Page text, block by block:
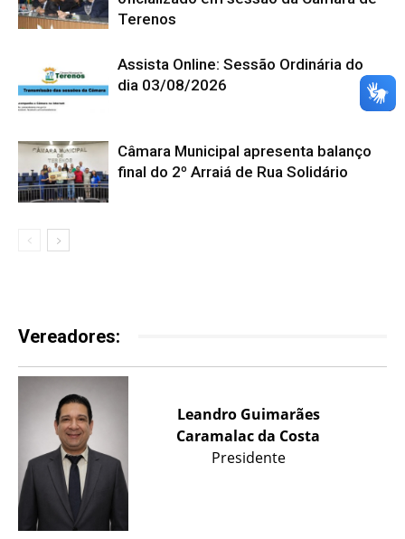
Terenos
Assista Online: Sessão Ordinária do
dia 03/08/2026
Câmara Municipal apresenta balanço
final do 2º Arraiá de Rua Solidário
Vereadores:
Leandro Guimarães
Caramalac da Costa
Presidente